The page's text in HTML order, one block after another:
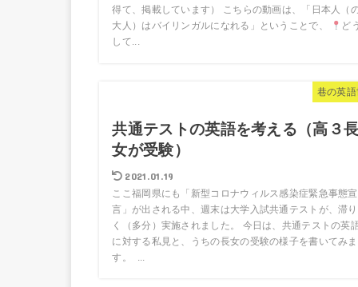
得て、掲載しています） こちらの動画は、「日本人（
大人）はバイリンガルになれる」ということで、
ど
して...
巷の英
共通テストの英語を考える（高３
女が受験）
2021.01.19
ここ福岡県にも「新型コロナウィルス感染症緊急事態宣
言」が出される中、週末は大学入試共通テストが、滞
く（多分）実施されました。 今日は、共通テストの英
に対する私見と、うちの長女の受験の様子を書いてみま
す。 ...